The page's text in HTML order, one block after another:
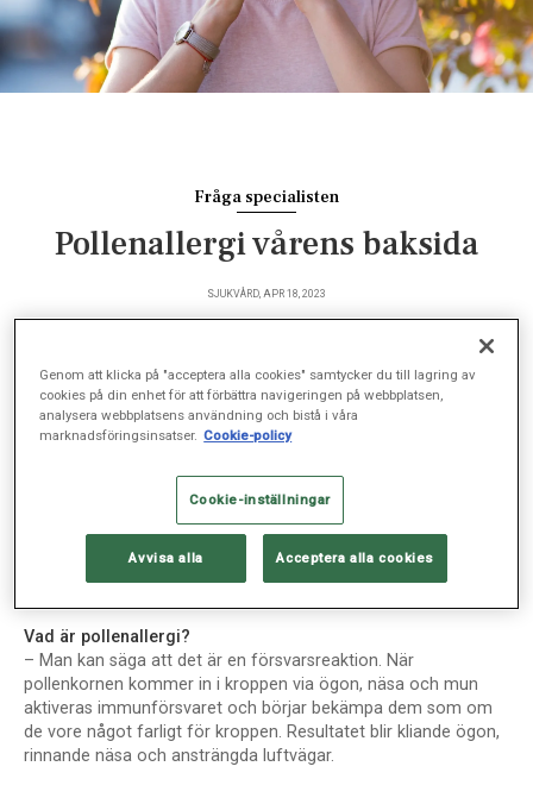
Fråga specialisten
Pollenallergi vårens baksida
SJUKVÅRD, APR 18, 2023
Nu är det högsäsong för pollen som sprider sig med
vinden när alla växter och träd slår ut. För många
hjälp att få. Mohanna Alavi, specialist i
allergisjukdomar på Hjärt-lung-allergimottagningen
vid Sophiahemmet, svarar på frågor om pollenallergi.
Vad är pollenallergi?
– Man kan säga att det är en försvarsreaktion. När
pollenkornen kommer in i kroppen via ögon, näsa och mun
aktiveras immunförsvaret och börjar bekämpa dem som om
de vore något farligt för kroppen. Resultatet blir kliande ögon,
rinnande näsa och ansträngda luftvägar.
Genom att klicka på "acceptera alla cookies" samtycker du till lagring av
cookies på din enhet för att förbättra navigeringen på webbplatsen,
analysera webbplatsens användning och bistå i våra
marknadsföringsinsatser. Cookie-policy
Cookie-inställningar
Avvisa alla Acceptera alla cookies